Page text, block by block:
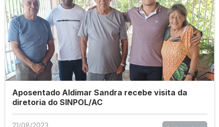
Aposentado Aldimar Sandra recebe visita da
diretoria do SINPOL/AC
21/08/2023